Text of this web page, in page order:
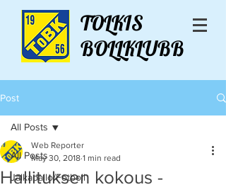
TOLKIS
BOLLKLUBB
Post
All Posts
Jalkapallo/Fotboll
All Posts
Hallituksen kokous -
Web Reporter
May 30, 2018 1 min read